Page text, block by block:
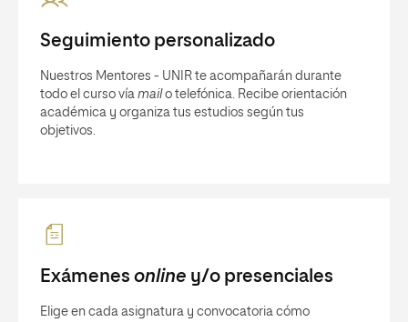
Seguimiento personalizado
Nuestros Mentores - UNIR te acompañarán durante
todo el curso vía mailo telefónica. Recibe orientación
académica y organiza tus estudios según tus
objetivos.
Exámenes online y/o presenciales
Elige en cada asignatura y convocatoria cómo